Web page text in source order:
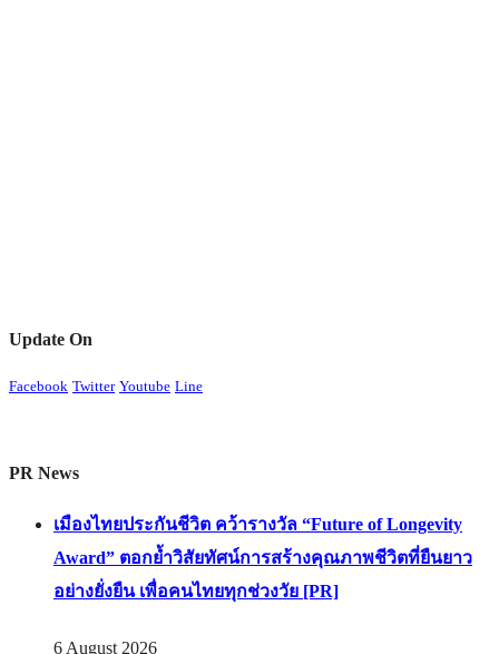
Update On
Facebook Twitter Youtube Line
PR News
เมืองไทยประกันชีวิต คว้ารางวัล “Future of Longevity
Award” ตอกย้ำวิสัยทัศน์การสร้างคุณภาพชีวิตที่ยืนยาว
อย่างยั่งยืน เพื่อคนไทยทุกช่วงวัย [PR]
6 August 2026